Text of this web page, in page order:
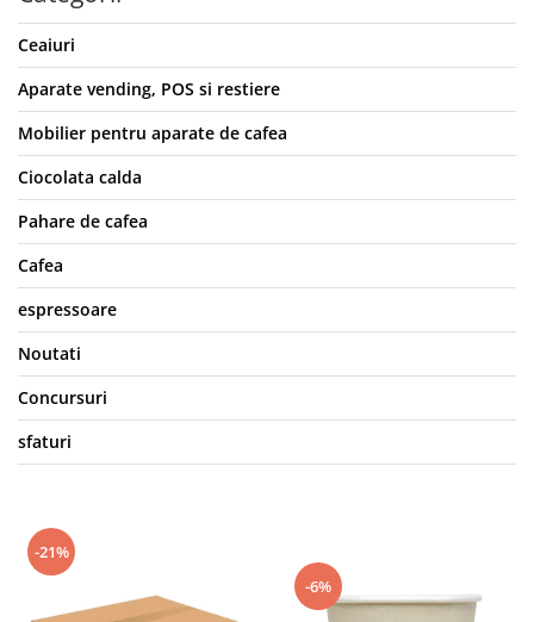
Ceaiuri
Aparate vending, POS si restiere
Mobilier pentru aparate de cafea
Ciocolata calda
Pahare de cafea
Cafea
espressoare
Noutati
Concursuri
sfaturi
-21%
-6%